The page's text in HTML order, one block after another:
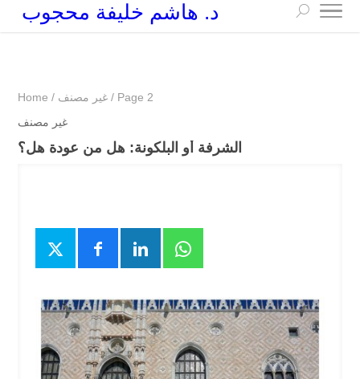
د. هاشم خليفة محجوب
Home / غير مصنف / Page 2
غير مصنف
الشرفة أو البلكونة: هل من عودة هل؟